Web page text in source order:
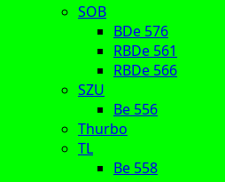
SOB
BDe 576
RBDe 561
RBDe 566
SZU
Be 556
Thurbo
TL
Be 558